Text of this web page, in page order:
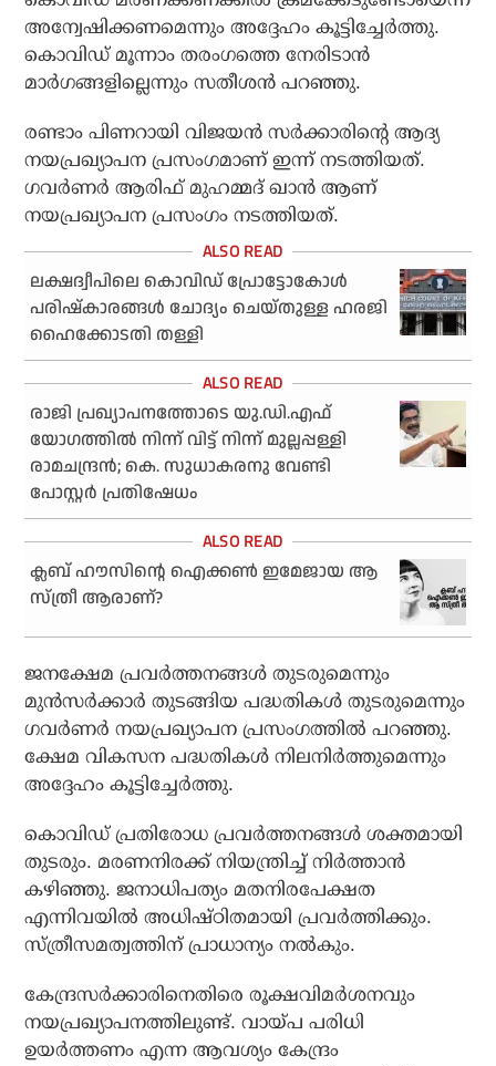
അന്വേഷിക്കണമെന്നും അദ്ദേഹം കൂട്ടിച്ചേര്‍ത്തു.
കൊവിഡ് മൂന്നാം തരംഗത്തെ നേരിടാന്‍
മാര്‍ഗങ്ങളില്ലെന്നും സതീശന്‍ പറഞ്ഞു.
രണ്ടാം പിണറായി വിജയന്‍ സര്‍ക്കാരിന്റെ ആദ്യ
നയപ്രഖ്യാപന പ്രസംഗമാണ് ഇന്ന് നടത്തിയത്.
ഗവര്‍ണര്‍ ആരിഫ് മുഹമ്മദ് ഖാന്‍ ആണ്
നയപ്രഖ്യാപന പ്രസംഗം നടത്തിയത്.
ലക്ഷദ്വീപിലെ കൊവിഡ് പ്രോട്ടോകോള്‍
പരിഷ്‌കാരങ്ങള്‍ ചോദ്യം ചെയ്തുള്ള ഹരജി
ഹൈക്കോടതി തള്ളി
രാജി പ്രഖ്യാപനത്തോടെ യു.ഡി.എഫ്
യോഗത്തില്‍ നിന്ന് വിട്ട് നിന്ന് മുല്ലപ്പള്ളി
രാമചന്ദ്രന്‍; കെ. സുധാകരനു വേണ്ടി
പോസ്റ്റര്‍ പ്രതിഷേധം
ക്ലബ് ഹൗസിന്റെ ഐക്കണ്‍ ഇമേജായ ആ
സ്ത്രീ ആരാണ്?
ജനക്ഷേമ പ്രവര്‍ത്തനങ്ങള്‍ തുടരുമെന്നും
മുന്‍സര്‍ക്കാര്‍ തുടങ്ങിയ പദ്ധതികള്‍ തുടരുമെന്നും
ഗവര്‍ണര്‍ നയപ്രഖ്യാപന പ്രസംഗത്തില്‍ പറഞ്ഞു.
ക്ഷേമ വികസന പദ്ധതികള്‍ നിലനിര്‍ത്തുമെന്നും
അദ്ദേഹം കൂട്ടിച്ചേര്‍ത്തു.
കൊവിഡ് പ്രതിരോധ പ്രവര്‍ത്തനങ്ങള്‍ ശക്തമായി
തുടരും. മരണനിരക്ക് നിയന്ത്രിച്ച് നിര്‍ത്താന്‍
കഴിഞ്ഞു. ജനാധിപത്യം മതനിരപേക്ഷത
എന്നിവയില്‍ അധിഷ്ഠിതമായി പ്രവര്‍ത്തിക്കും.
സ്ത്രീസമത്വത്തിന് പ്രാധാന്യം നല്‍കും.
കേന്ദ്രസര്‍ക്കാരിനെതിരെ രൂക്ഷവിമര്‍ശനവും
നയപ്രഖ്യാപനത്തിലുണ്ട്. വായ്പ പരിധി
ഉയര്‍ത്തണം എന്ന ആവശ്യം കേന്ദ്രം